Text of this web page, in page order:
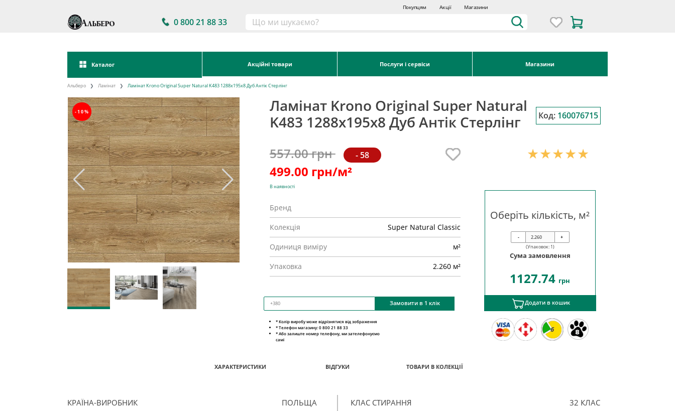
Покупцям Акції Магазини
0 800 21 88 33
Каталог Акційні товари Послуги і сервіси Магазини
Альберо Ламінат Ламінат Krono Original Super Natural K483 1288x195x8 Дуб Антік Стерлінг
-10%
Ламінат Krono Original Super Natural
K483 1288x195x8 Дуб Антік Стерлінг
Код: 160076715
557.00 грн - 58
499.00 грн/м²
В наявності
Бренд
Колекція Super Natural Classic
Одиниця виміру м²
Упаковка 2.260 м²
Замовити в 1 клік
Оберіть кількість, м²
-
+
(Упаковок: 1)
Сума замовлення
1127.74 грн
Додати в кошик
6
* Колір виробу може відрізнятися від зображення
* Телефон магазину: 0 800 21 88 33
* Або залиште номер телефону, ми зателефонуємо
самі
ХАРАКТЕРИСТИКИ ВІДГУКИ ТОВАРИ В КОЛЕКЦІЇ
КРАЇНА-ВИРОБНИК ПОЛЬЩА КЛАС СТИРАННЯ 32 КЛАС